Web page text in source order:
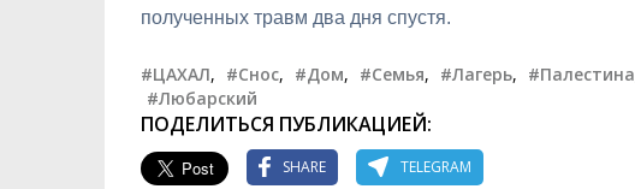
полученных травм два дня спустя.
#ЦАХАЛ, #Снос, #Дом, #Семья, #Лагерь, #Палестина
#Любарский
ПОДЕЛИТЬСЯ ПУБЛИКАЦИЕЙ:
SHARE TELEGRAM